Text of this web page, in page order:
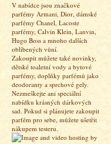
V nabídce jsou značkové
parfémy Armani, Dior, dámské
parfémy Chanel, Lacoste
parfémy, Calvin Klein, Lanvin,
Hugo Boss a mnoho dalších
oblíbených vůní.
Zakoupit můžete také novinky,
dětské toaletní vody a bytové
parfémy, doplňky parfémů jako
deodoranty a sprchové gely.
Nezmeškejte ani speciální
nabídku krásných dárkových
sad. Pokud si plánujete zakoupit
parfém pro sebe, můžete ušetřit
nákupem testeru.